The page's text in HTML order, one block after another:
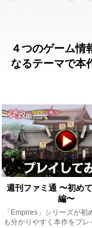
４つのゲーム情
なるテーマで本
週刊ファミ通 〜初め
編〜
「Empires」シリーズが初
も分かりやすく本作をプレ